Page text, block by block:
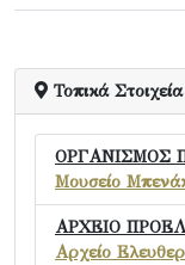
Τοπικά Στοιχεία
ΟΡΓΑΝΙΣΜΟΣ
Μουσείο
ΑΡΧΕΙΟ
Αρχείο